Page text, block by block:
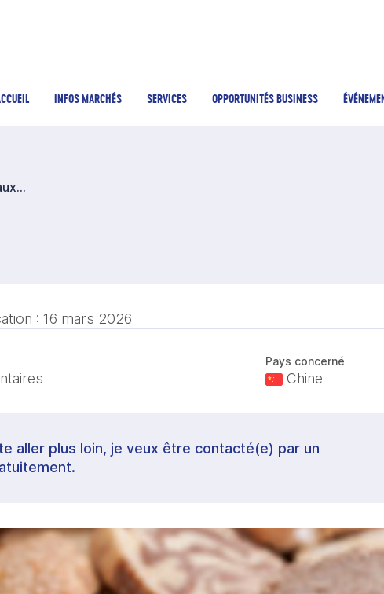
INFOS MARCHÉS SERVICES OPPORTUNITÉS BUSINESS
Adoption de nouveaux ingrédients
: 16 mars 2026
Pays concerné
Chine
aller plus loin, je veux être contacté(e) par un